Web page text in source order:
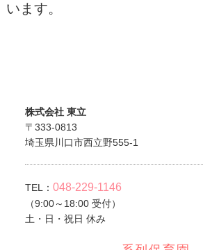
います。
株式会社 東立
〒333-0813
埼玉県川口市西立野555-1
TEL： 048-229-1146
（9:00～18:00 受付）
土・日・祝日 休み